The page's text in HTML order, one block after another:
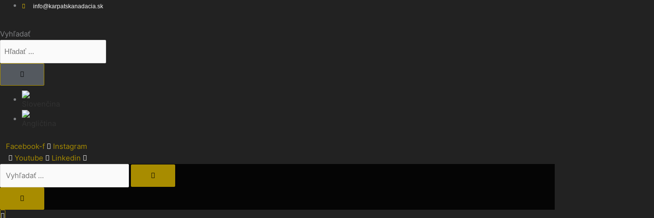
Preskočiť
obsah
info@karpatskanadacia.sk
Vyhľadať
Facebook-f
Instagram
Youtube
Linkedin
Vyhľadať